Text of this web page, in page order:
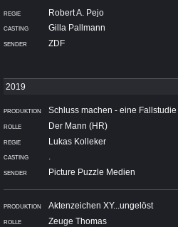
Robert A. Pejo
Gilla Pallmann
ZDF
Schluss machen - eine Fallstudie
Der Mann (HR)
Lukas Kolleker
.
Picture Puzzle Medien
Aktenzeichen XY...ungelöst
Zeuge Thomas